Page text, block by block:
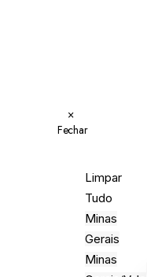
×
Fechar
Limpar
Tudo
Minas
Gerais
Minas